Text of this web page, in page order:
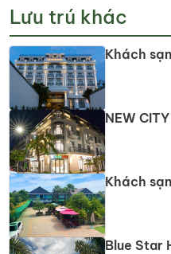
Lưu trú khác
Khách
NEW
Khách
Blue Star